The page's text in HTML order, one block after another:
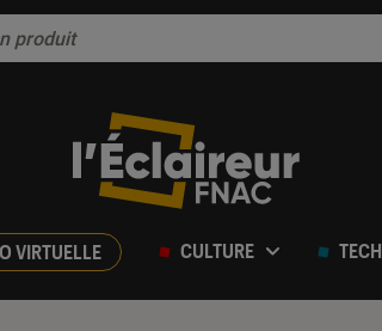
VIRTUELLE CULTURE TECH